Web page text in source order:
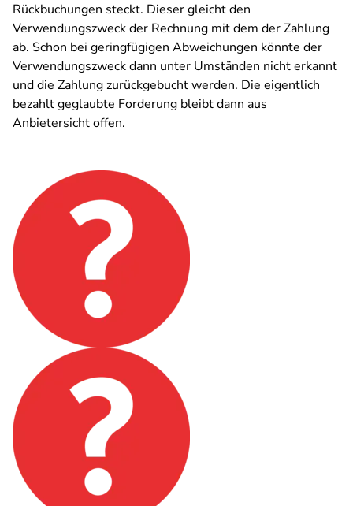
Rückbuchungen steckt. Dieser gleicht den
Verwendungszweck der Rechnung mit dem der Zahlung
ab. Schon bei geringfügigen Abweichungen könnte der
Verwendungszweck dann unter Umständen nicht erkannt
und die Zahlung zurückgebucht werden. Die eigentlich
bezahlt geglaubte Forderung bleibt dann aus
Anbietersicht offen.